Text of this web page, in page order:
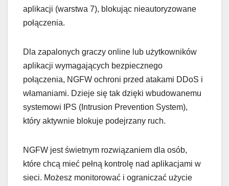
aplikacji (warstwa 7), blokując nieautoryzowane
połączenia.
Dla zapalonych graczy online lub użytkowników
aplikacji wymagających bezpiecznego
połączenia, NGFW ochroni przed atakami DDoS i
włamaniami. Dzieje się tak dzięki wbudowanemu
systemowi IPS (Intrusion Prevention System),
który aktywnie blokuje podejrzany ruch.
NGFW jest świetnym rozwiązaniem dla osób,
które chcą mieć pełną kontrolę nad aplikacjami w
sieci. Możesz monitorować i ograniczać użycie